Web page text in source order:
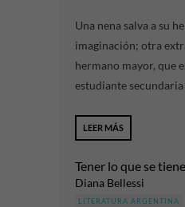
Una nena salva a su
imaginación; otra
hermano mayor, que
estudiante
LEER MÁS
Tener lo que se
Diana Bellessi
LITERATURA ARGENTINA